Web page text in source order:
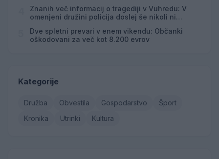
Znanih več informacij o tragediji v Vuhredu: V
omenjeni družini policija doslej še nikoli ni
Dve spletni prevari v enem vikendu: Občanki
oškodovani za več kot 8.200 evrov
Kategorije
Družba Obvestila Gospodarstvo
Šport
Kronika
Utrinki Kultura